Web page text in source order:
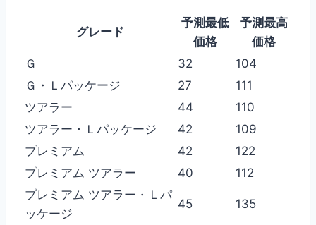
グレード
予測最低
価格
予測最高
価格
Ｇ
32
104
Ｇ・Ｌパッケージ
27
111
ツアラー
44
110
ツアラー・Ｌパッケージ
42
109
プレミアム
42
122
プレミアム ツアラー
40
112
プレミアム ツアラー・Ｌパ
ッケージ
45 135